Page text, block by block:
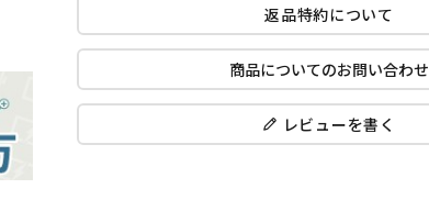
返品特約について
商品についてのお問い合わせ
レビューを書く